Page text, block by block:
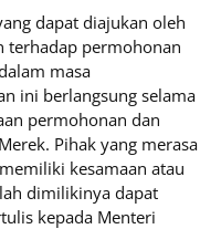
dapat diajukan oleh
terhadap permohonan
masa
ini berlangsung selama
permohonan dan
Pihak yang merasa
kesamaan atau
dimilikinya dapat
kepada Menteri